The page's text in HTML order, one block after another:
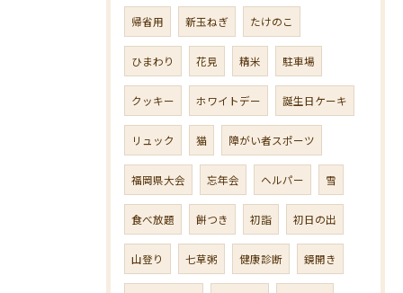
帰省用 新玉ねぎ たけのこ
ひまわり 花見 精米 駐車場
クッキー ホワイトデー 誕生日ケーキ
リュック 猫 障がい者スポーツ
福岡県大会 忘年会 ヘルパー 雪
食べ放題 餅つき 初詣 初日の出
山登り 七草粥 健康診断 鏡開き